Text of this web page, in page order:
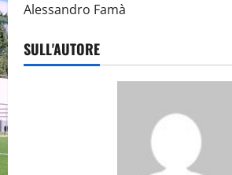
Alessandro Famà
SULL'AUTORE